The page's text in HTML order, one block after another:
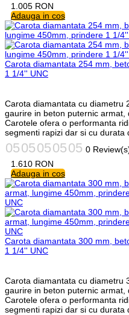
1.005 RON
Adauga in cos
Carota diamantata 254 mm,
1 1/4'' UNC
Carota diamantata cu diametru
gaurire in beton puternic armat,
Carotele ofera o performanta
segmenti rapizi dar si cu durata
0
1.610 RON
Adauga in cos
Carota diamantata 300 mm,
1 1/4'' UNC
Carota diamantata cu diametru
gaurire in beton puternic armat,
Carotele ofera o performanta
segmenti rapizi dar si cu durata